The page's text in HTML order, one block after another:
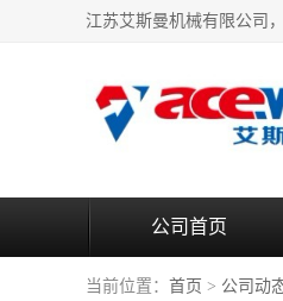
公司首页
当前位置： 首页 > 公司动